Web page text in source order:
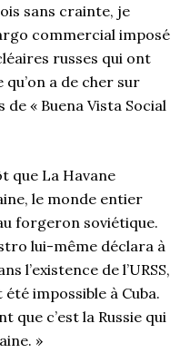
sans crainte, je
commercial imposé
russes qui ont
a de cher sur
« Buena Vista Social
que La Havane
le monde entier
forgeron soviétique.
lui-même déclara à
l’existence de l’URSS,
impossible à Cuba.
que c’est la Russie qui
»